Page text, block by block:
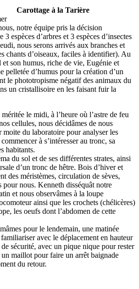
Carottage à la Tarière
notre équipe pris la décision
3 espèces d’arbres et 3 espèces d’insectes
nous serons arrivés aux branches et
chants d’oiseaux, faciles à identifier). Au
et son humus, riche de vie, Eugénie et
pelletée d’humus pour la création d’un
le phototropisme négatif des animaux du
un cristallisoire en les faisant fuir la
le midi, à l’heure où l’astre de feu
cellules, nous décidâmes de nous
moite du laboratoire pour analyser les
à s’intéresser au tronc, sa
habitants.
du sol et de ses différentes strates, ainsi
d’un tronc de hêtre. Bois d’hiver et
des méristèmes, circulation de sèves,
pour nous. Kenneth disséquât notre
et nous observâmes à la loupe
ainsi que les crochets (chélicères)
les oeufs dont l’abdomen de cette
pour le lendemain, une matinée
avec le déplacement en hauteur
sécurité, avec un pique nique pour rester
maillot pour faire un arrêt baignade
du retour.